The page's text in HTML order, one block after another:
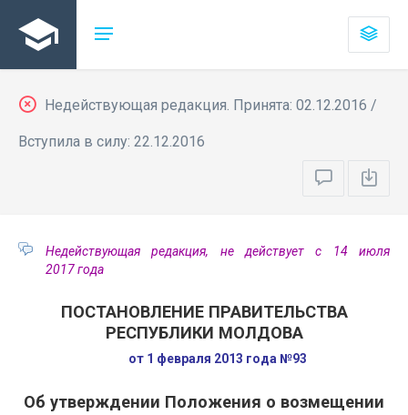
Недействующая редакция. Принята: 02.12.2016 /
Вступила в силу: 22.12.2016
Недействующая редакция, не действует с 14 июля
2017 года
ПОСТАНОВЛЕНИЕ ПРАВИТЕЛЬСТВА
РЕСПУБЛИКИ МОЛДОВА
от 1 февраля 2013 года №93
Об утверждении Положения о возмещении